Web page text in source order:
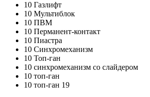
10 Газлифт
10 Мультиблок
10 ПВМ
10 Перманент-контакт
10 Пиастра
10 Синхромеханизм
10 Топ-ган
10 синхромеханизм со слайдером
10 топ-ган
10 топ-ган 19